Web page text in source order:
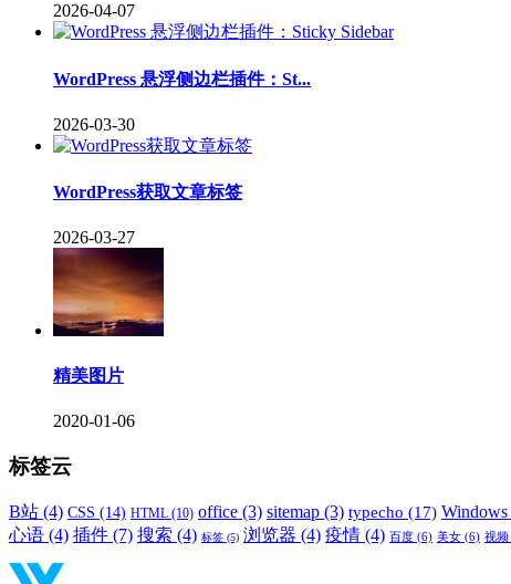
2026-04-07
WordPress 悬浮侧边栏插件：St...
2026-03-30
WordPress获取文章标签
2026-03-27
精美图片
2020-01-06
标签云
B站 (4) CSS (14) HTML (10) office (3) sitemap (3) typecho (17) Windows
心语 (4) 插件 (7) 搜索 (4) 标签 (5) 浏览器 (4) 疫情 (4) 百度 (6) 美女 (6) 视频